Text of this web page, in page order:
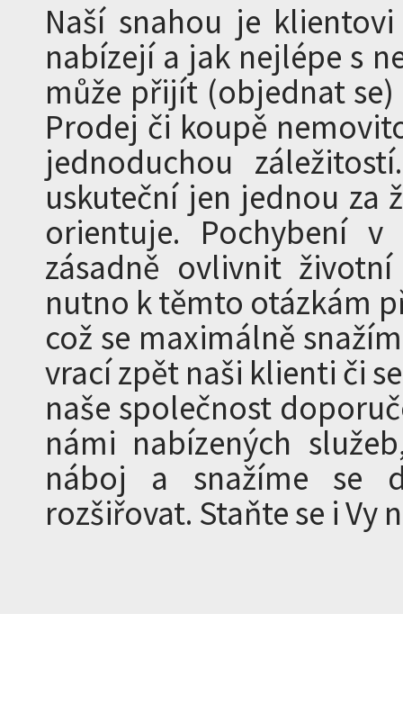
Naší snahou je
nabízejí a jak nejlépe s
může přijít (objednat
Prodej či koupě
jednoduchou
uskuteční jen jednou za
orientuje. Pochybení v
zásadně ovlivnit
nutno k těmto otázkám
což se maximálně
vrací zpět naši klienti či
naše společnost
námi nabízených
náboj a snažíme se
rozšiřovat. Staňte se i Vy